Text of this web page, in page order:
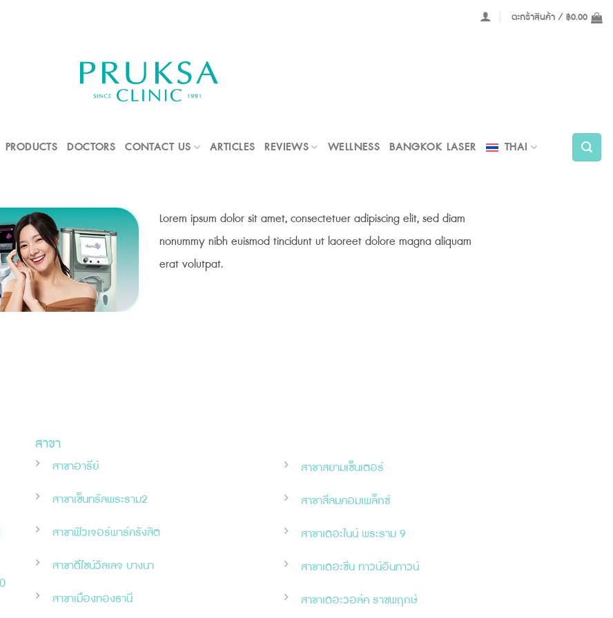
ตะกร้าสินค้า / ฿0.00
PRODUCTS DOCTORS CONTACT US ARTICLES REVIEWS WELLNESS BANGKOK LASER THAI
Lorem ipsum dolor sit amet, consectetuer adipiscing elit, sed diam
nonummy nibh euismod tincidunt ut laoreet dolore magna aliquam
erat volutpat.
สาขา
สาขาอารีย์
สาขาเซ็นทรัลพระราม2
สาขาฟิวเจอร์พาร์ครังสิต
สาขาดีไซน์วิลเลจ บางนา
สาขาเมืองทองธานี
สาขาสยามเซ็นเตอร์
สาขาสีลมคอมเพล็กซ์
สาขาเดอะไนน์ พระราม 9
สาขาเดอะซีน ทาวน์อินทาวน์
สาขาเดอะวอล์ค ราชพฤกษ์